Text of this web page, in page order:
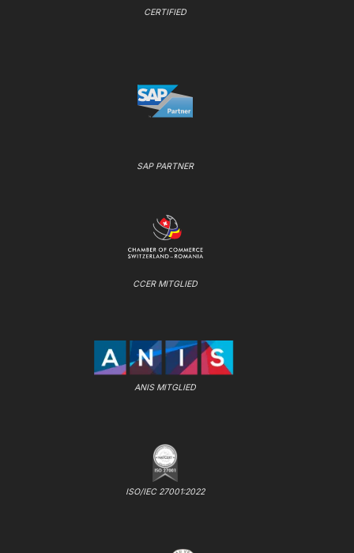
CERTIFIED
SAP PARTNER
CCER MITGLIED
ANIS MITGLIED
ISO/IEC 27001:2022